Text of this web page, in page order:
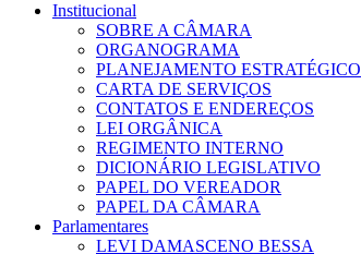
Institucional
SOBRE A CÂMARA
ORGANOGRAMA
PLANEJAMENTO ESTRATÉGICO
CARTA DE SERVIÇOS
CONTATOS E ENDEREÇOS
LEI ORGÂNICA
REGIMENTO INTERNO
DICIONÁRIO LEGISLATIVO
PAPEL DO VEREADOR
PAPEL DA CÂMARA
Parlamentares
LEVI DAMASCENO BESSA